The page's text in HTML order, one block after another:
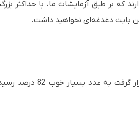
این بابت دغدغه‌ای نخواهید داشت.
یکنواختی روشنایی